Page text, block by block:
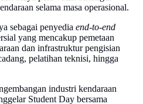
selama masa operasional.
sebagai penyedia end-to-end
yang mencakup pemetaan
dan infrastruktur pengisian
pelatihan teknisi, hingga
industri kendaraan
Student Day bersama